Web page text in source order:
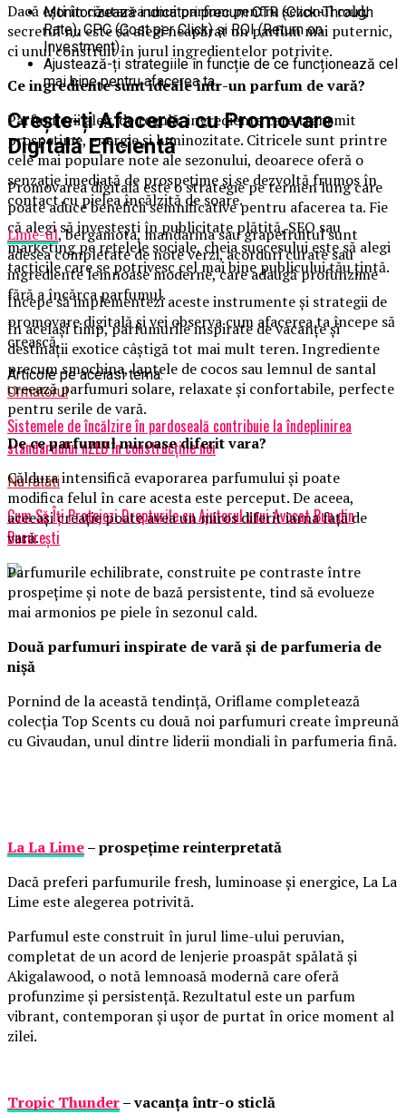
Monitorizează indicatori precum CTR (Click-Through
Rate), CPC (Cost per Click) și ROI (Return on
Investment).
Ajustează-ți strategiile în funcție de ce funcționează cel
mai bine pentru afacerea ta.
Crește-ți Afacerea cu Promovare
Digitală Eficientă
Promovarea digitală este o strategie pe termen lung care
poate aduce beneficii semnificative pentru afacerea ta. Fie
că alegi să investești în publicitate plătită, SEO sau
marketing pe rețelele sociale, cheia succesului este să alegi
tacticile care se potrivesc cel mai bine publicului tău țintă.
Începe să implementezi aceste instrumente și strategii de
promovare digitală și vei observa cum afacerea ta începe să
crească.
Articole pe aceiasi tema:
Urmatorul
Sistemele de încălzire în pardoseală contribuie la îndeplinirea
standardului nZEB în construcțiile noi
Nu ratati
Cum Să Îți Protejezi Drepturile cu Ajutorul unui Avocat Bun din
București
Dacă ești în căutarea unui parfum pentru sezonul cald,
secretul nu este să alegi neapărat un parfum mai puternic,
ci unul construit în jurul ingredientelor potrivite.
Ce ingrediente sunt ideale într-un parfum de vară?
Parfumierii aleg, de regulă, ingrediente care transmit
prospețime, energie și luminozitate. Citricele sunt printre
cele mai populare note ale sezonului, deoarece oferă o
senzație imediată de prospețime și se dezvoltă frumos în
contact cu pielea încălzită de soare.
Lime-ul, bergamota, mandarina sau grapefruitul sunt
adesea completate de note verzi, acorduri curate sau
ingrediente lemnoase moderne, care adaugă profunzime
fără a încărca parfumul.
În același timp, parfumurile inspirate de vacanțe și
destinații exotice câștigă tot mai mult teren. Ingrediente
precum smochina, laptele de cocos sau lemnul de santal
creează parfumuri solare, relaxate și confortabile, perfecte
pentru serile de vară.
De ce parfumul miroase diferit vara?
Căldura intensifică evaporarea parfumului și poate
modifica felul în care acesta este perceput. De aceea,
aceeași creație poate avea un miros diferit iarna față de
vară.
Parfumurile echilibrate, construite pe contraste între
prospețime și note de bază persistente, tind să evolueze
mai armonios pe piele în sezonul cald.
Două parfumuri inspirate de vară și de parfumeria de
nișă
Pornind de la această tendință, Oriflame completează
colecția Top Scents cu două noi parfumuri create împreună
cu Givaudan, unul dintre liderii mondiali în parfumeria fină.
La La Lime– prospețime reinterpretată
Dacă preferi parfumurile fresh, luminoase și energice, La La
Lime este alegerea potrivită.
Parfumul este construit în jurul lime-ului peruvian,
completat de un acord de lenjerie proaspăt spălată și
Akigalawood, o notă lemnoasă modernă care oferă
profunzime și persistență. Rezultatul este un parfum
vibrant, contemporan și ușor de purtat în orice moment al
zilei.
Tropic Thunder– vacanța într-o sticlă